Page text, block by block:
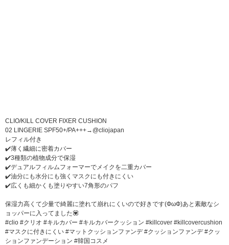
CLIO/KILL COVER FIXER CUSHION
02 LINGERIE SPF50+/PA+++→@cliojapan
レフィル付き
✔️薄く繊細に密着カバー
✔️3種類の植物成分で保湿
✔️デュアルフィルムフォーマーでメイクを二重カバー
✔️油分にも水分にも強くマスクにも付きにくい
✔️広くも細かくも塗りやすい7角形のパフ
保湿力高くて少量で綺麗に塗れて崩れにくいので好きです(ФωФ)あと素敵なシ
ョッパーに入ってました💟
#clio #クリオ #キルカバー #キルカバークッション #killcover #killcovercushion
#マスクに付きにくい #マットクッションファンデ #クッションファンデ #クッ
ションファンデーション #韓国コスメ